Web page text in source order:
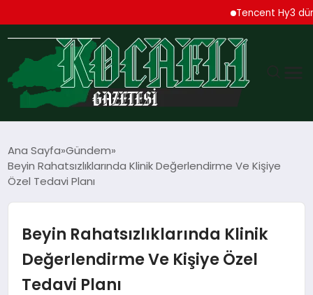
Tencent Hy3 dünya
TEKNOLOJI
SPOR
MAGAZIN
Ana Sayfa Gündem
Beyin Rahatsızlıklarında Klinik Değerlendirme Ve Kişiye
Özel Tedavi Planı
Beyin Rahatsızlıklarında Klinik
Değerlendirme Ve Kişiye Özel
Tedavi Planı